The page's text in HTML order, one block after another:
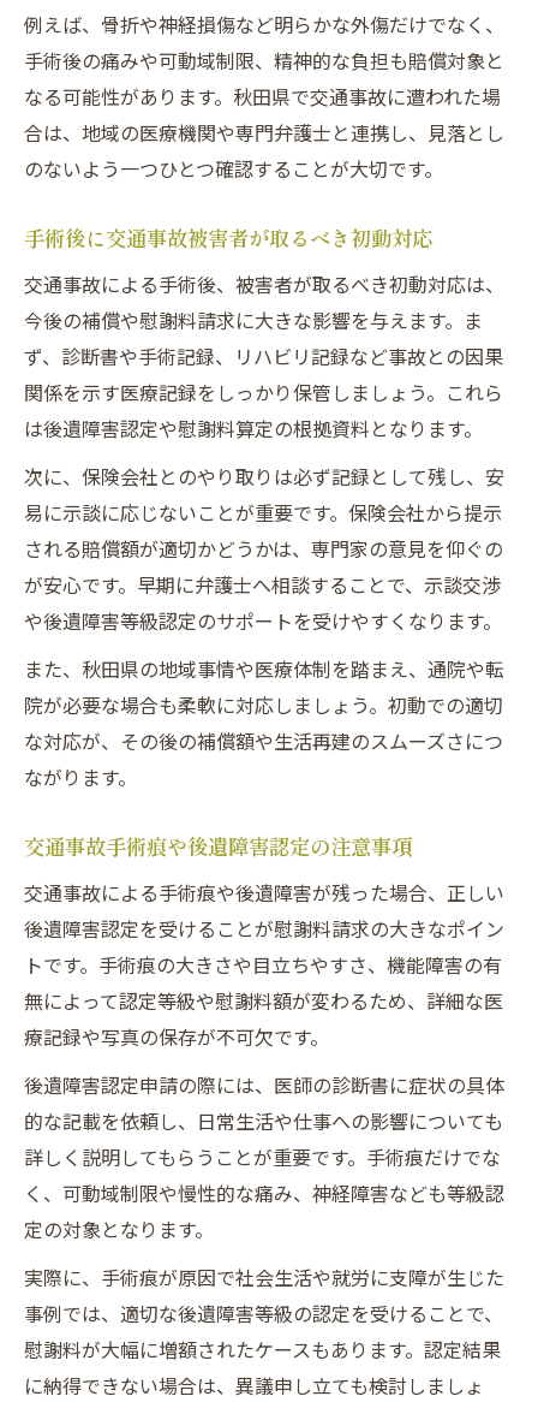
例えば、骨折や神経損傷など明らかな外傷だけでなく、
手術後の痛みや可動域制限、精神的な負担も賠償対象と
なる可能性があります。秋田県で交通事故に遭われた場
合は、地域の医療機関や専門弁護士と連携し、見落とし
のないよう一つひとつ確認することが大切です。
手術後に交通事故被害者が取るべき初動対応
交通事故による手術後、被害者が取るべき初動対応は、
今後の補償や慰謝料請求に大きな影響を与えます。ま
ず、診断書や手術記録、リハビリ記録など事故との因果
関係を示す医療記録をしっかり保管しましょう。これら
は後遺障害認定や慰謝料算定の根拠資料となります。
次に、保険会社とのやり取りは必ず記録として残し、安
易に示談に応じないことが重要です。保険会社から提示
される賠償額が適切かどうかは、専門家の意見を仰ぐの
が安心です。早期に弁護士へ相談することで、示談交渉
や後遺障害等級認定のサポートを受けやすくなります。
また、秋田県の地域事情や医療体制を踏まえ、通院や転
院が必要な場合も柔軟に対応しましょう。初動での適切
な対応が、その後の補償額や生活再建のスムーズさにつ
ながります。
交通事故手術痕や後遺障害認定の注意事項
交通事故による手術痕や後遺障害が残った場合、正しい
後遺障害認定を受けることが慰謝料請求の大きなポイン
トです。手術痕の大きさや目立ちやすさ、機能障害の有
無によって認定等級や慰謝料額が変わるため、詳細な医
療記録や写真の保存が不可欠です。
後遺障害認定申請の際には、医師の診断書に症状の具体
的な記載を依頼し、日常生活や仕事への影響についても
詳しく説明してもらうことが重要です。手術痕だけでな
く、可動域制限や慢性的な痛み、神経障害なども等級認
定の対象となります。
実際に、手術痕が原因で社会生活や就労に支障が生じた
事例では、適切な後遺障害等級の認定を受けることで、
慰謝料が大幅に増額されたケースもあります。認定結果
に納得できない場合は、異議申し立ても検討しましょ